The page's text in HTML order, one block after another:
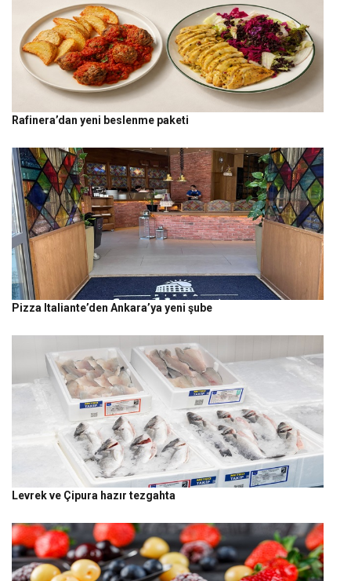
Rafinera’dan yeni beslenme paketi
Pizza Italiante’den Ankara’ya yeni şube
Levrek ve Çipura hazır tezgahta